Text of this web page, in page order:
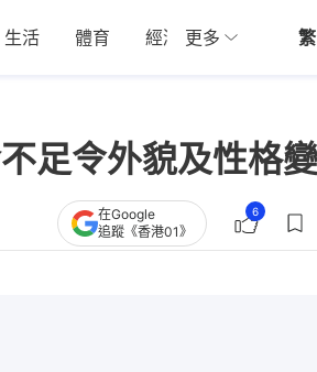
生活 體育 經濟 01深圳
更多 繁
足令外貌及性格變
在Google
追蹤《香港01》
6